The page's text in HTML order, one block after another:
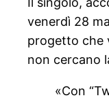
venerdì 28
progetto che
non cercano
«Con